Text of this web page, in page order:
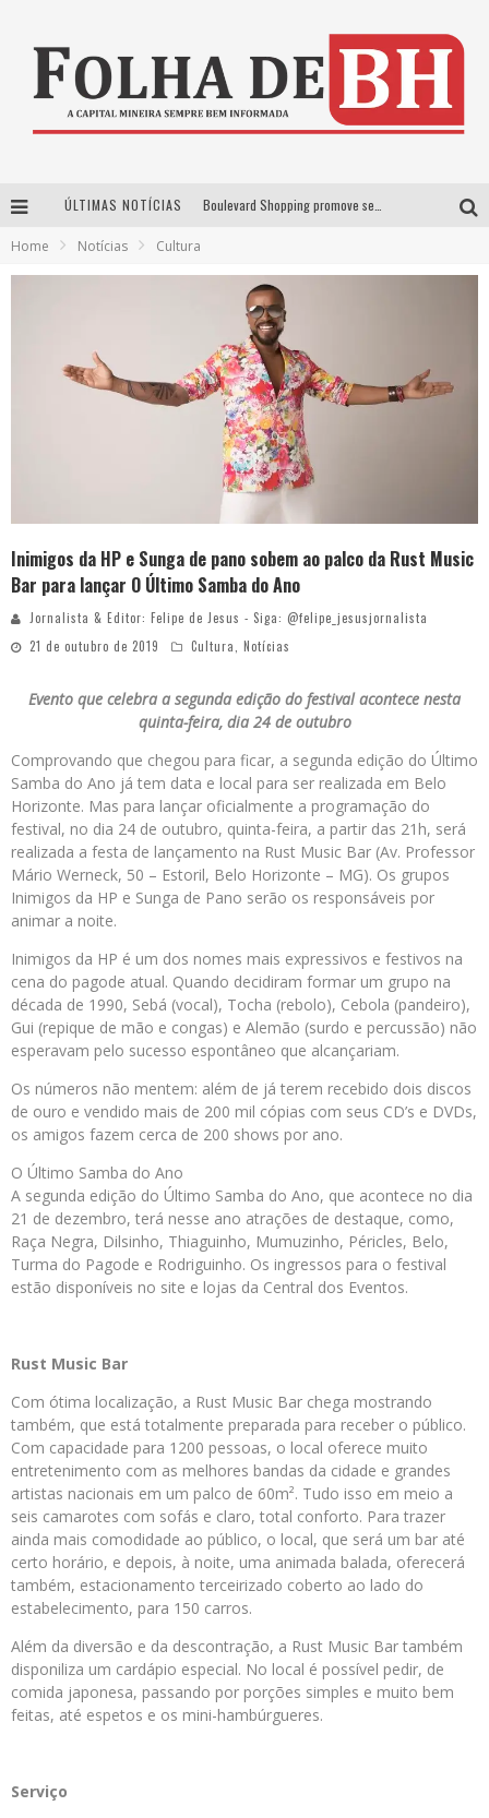
ÚLTIMAS NOTÍCIAS
Home Notícias Cultura
Inimigos da HP e Sunga de pano sobem ao palco da Rust Music
Bar para lançar O Último Samba do Ano
Jornalista & Editor: Felipe de Jesus - Siga: @felipe_jesusjornalista
21 de outubro de 2019
Cultura, Notícias
Evento que celebra a segunda edição do festival acontece nesta
quinta-feira, dia 24 de outubro
Comprovando que chegou para ficar, a segunda edição do Último
Samba do Ano já tem data e local para ser realizada em Belo
Horizonte. Mas para lançar oficialmente a programação do
festival, no dia 24 de outubro, quinta-feira, a partir das 21h, será
realizada a festa de lançamento na Rust Music Bar (Av. Professor
Mário Werneck, 50 – Estoril, Belo Horizonte – MG). Os grupos
Inimigos da HP e Sunga de Pano serão os responsáveis por
animar a noite.
Inimigos da HP é um dos nomes mais expressivos e festivos na
cena do pagode atual. Quando decidiram formar um grupo na
década de 1990, Sebá (vocal), Tocha (rebolo), Cebola (pandeiro),
Gui (repique de mão e congas) e Alemão (surdo e percussão) não
esperavam pelo sucesso espontâneo que alcançariam.
Os números não mentem: além de já terem recebido dois discos
de ouro e vendido mais de 200 mil cópias com seus CD’s e DVDs,
os amigos fazem cerca de 200 shows por ano.
O Último Samba do Ano
A segunda edição do Último Samba do Ano, que acontece no dia
21 de dezembro, terá nesse ano atrações de destaque, como,
Raça Negra, Dilsinho, Thiaguinho, Mumuzinho, Péricles, Belo,
Turma do Pagode e Rodriguinho. Os ingressos para o festival
estão disponíveis no site e lojas da Central dos Eventos.
Rust Music Bar
Com ótima localização, a Rust Music Bar chega mostrando
também, que está totalmente preparada para receber o público.
Com capacidade para 1200 pessoas, o local oferece muito
entretenimento com as melhores bandas da cidade e grandes
artistas nacionais em um palco de 60m². Tudo isso em meio a
seis camarotes com sofás e claro, total conforto. Para trazer
ainda mais comodidade ao público, o local, que será um bar até
certo horário, e depois, à noite, uma animada balada, oferecerá
também, estacionamento terceirizado coberto ao lado do
estabelecimento, para 150 carros.
Além da diversão e da descontração, a Rust Music Bar também
disponiliza um cardápio especial. No local é possível pedir, de
comida japonesa, passando por porções simples e muito bem
feitas, até espetos e os mini-hambúrgueres.
Serviço